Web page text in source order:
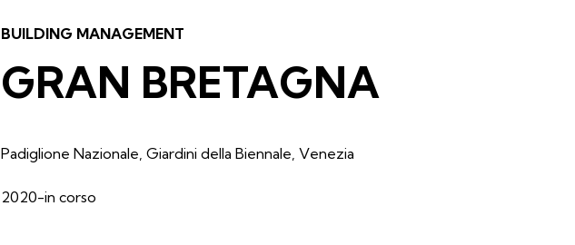
BUILDING MANAGEMENT
GRAN BRETAGNA
Padiglione Nazionale, Giardini della Biennale, Venezia
2020-in corso